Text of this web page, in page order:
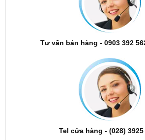
Tư vấn bán hàng - 0903 392
Tel cửa hàng - (028) 3925